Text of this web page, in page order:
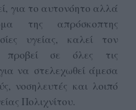
για το αυτονόητο αλλά
της απρόσκοπτης
υγείας, καλεί τον
σε όλες τις
να στελεχωθεί άμεσα
νοσηλευτές και λοιπό
Πολιχνίτου.